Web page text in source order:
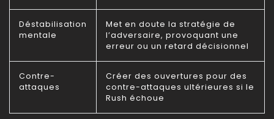
Déstabilisation
mentale
Met en doute la stratégie de
l’adversaire, provoquant une
erreur ou un retard décisionnel
Contre-
attaques
Créer des ouvertures pour des
contre-attaques ultérieures si le
Rush échoue